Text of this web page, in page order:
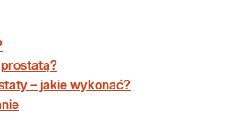
– jakie wykonać?